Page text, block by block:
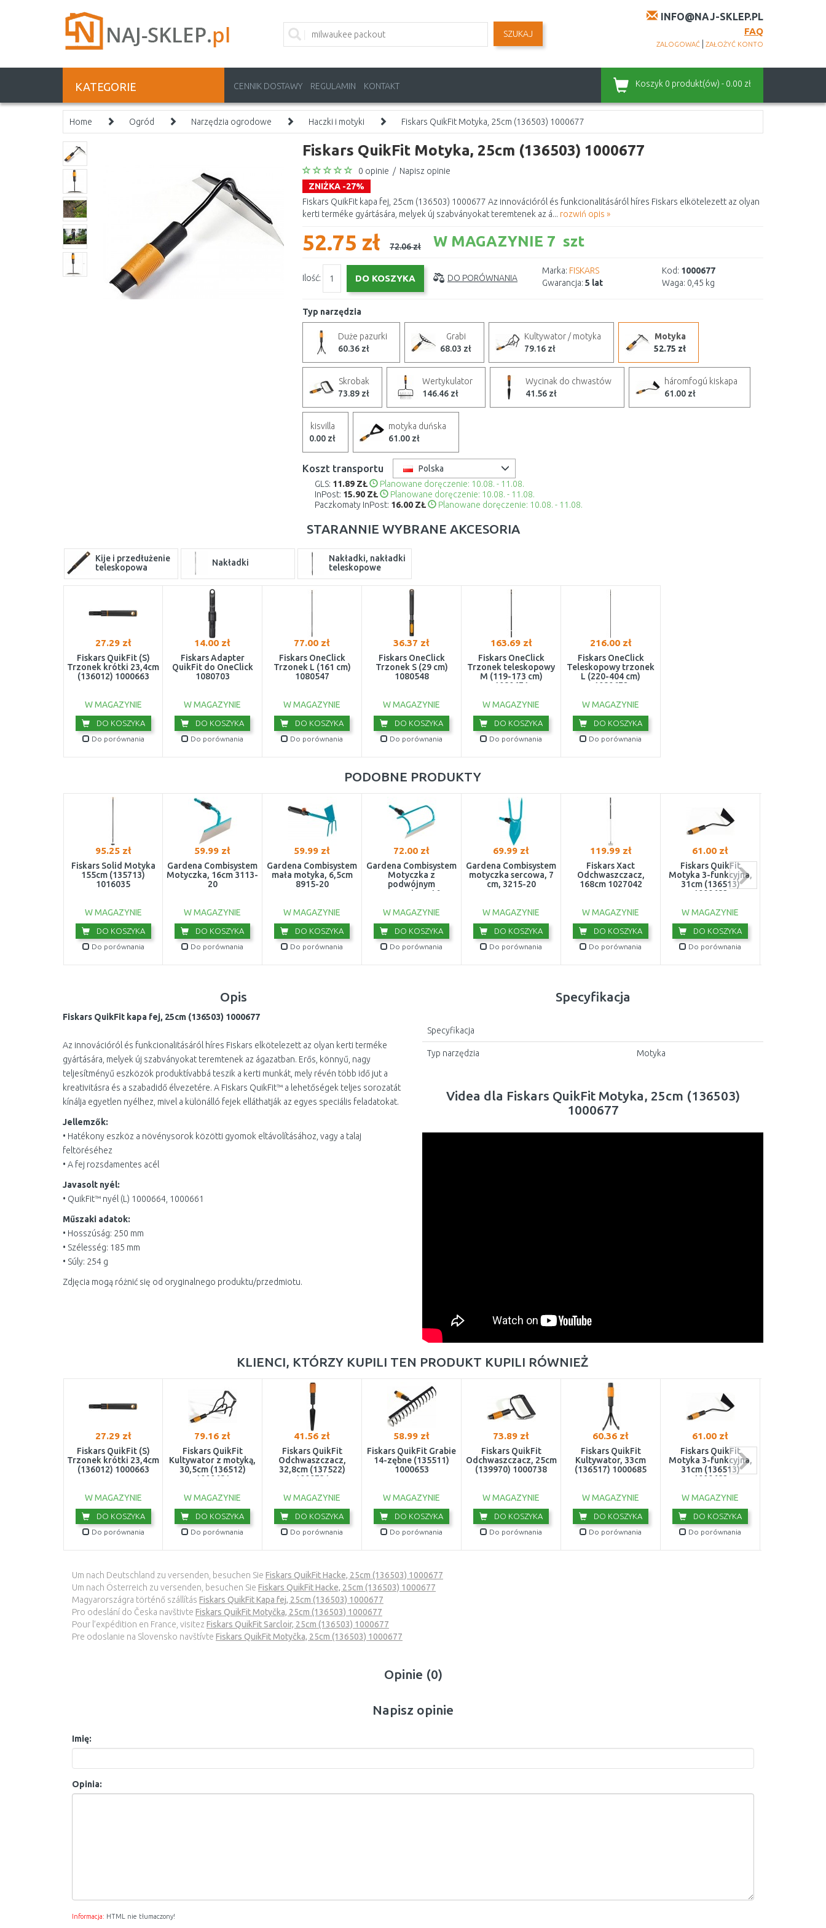
INFO@NAJ-SKLEP.PL
FAQ
ZALOGOWAĆ ZAŁOŻYĆ KONTO
SZUKAJ
KATEGORIE CENNIK DOSTAWY REGULAMIN KONTAKT Koszyk 0 produkt(ów) - 0.00 zł
Home Ogród Narzędzia ogrodowe Haczki i motyki Fiskars QuikFit Motyka, 25cm (136503) 1000677
Fiskars QuikFit Motyka, 25cm (136503) 1000677
0 opinie / Napisz opinie
ZNIŻKA -27%
Fiskars QuikFit kapa fej, 25cm (136503) 1000677 Az innovációról és funkcionalitásáról híres Fiskars elkötelezett az olyan
kerti terméke gyártására, melyek új szabványokat teremtenek az á... rozwiń opis »
52.75 zł 72.06 zł W MAGAZYNIE 7 szt
Ilość: DO PORÓWNANIA
Marka: FISKARS
Gwarancja: 5 lat
Kod: 1000677
Waga: 0,45 kg
Typ narzędzia
Duże pazurki
60.36 zł
Grabi
68.03 zł
Kultywator / motyka
79.16 zł
Motyka
52.75 zł
Skrobak
73.89 zł
Wertykulator
146.46 zł
Wycinak do chwastów
41.56 zł
háromfogú kiskapa
61.00 zł
kisvilla
0.00 zł
motyka duńska
61.00 zł
Koszt transportu
Polska
GLS: 11.89 ZŁ
Planowane doręczenie: 10.08. - 11.08.
InPost: 15.90 ZŁ
Planowane doręczenie: 10.08. - 11.08.
Paczkomaty InPost: 16.00 ZŁ Planowane doręczenie: 10.08. - 11.08.
STARANNIE WYBRANE AKCESORIA
Kije i przedłużenie
teleskopowa
Nakładki
Nakładki, nakładki
teleskopowe
27.29 zł
Fiskars QuikFit (S)
Trzonek krótki 23,4cm
(136012) 1000663
W MAGAZYNIE
DO KOSZYKA
Do porównania
14.00 zł
Fiskars Adapter
QuikFit do OneClick
1080703
W MAGAZYNIE
DO KOSZYKA
Do porównania
77.00 zł
Fiskars OneClick
Trzonek L (161 cm)
1080547
W MAGAZYNIE
DO KOSZYKA
Do porównania
36.37 zł
Fiskars OneClick
Trzonek S (29 cm)
1080548
W MAGAZYNIE
DO KOSZYKA
Do porównania
163.69 zł
Fiskars OneClick
Trzonek teleskopowy
M (119-173 cm)
1080671
W MAGAZYNIE
DO KOSZYKA
Do porównania
216.00 zł
Fiskars OneClick
Teleskopowy trzonek
L (220-404 cm)
1080672
W MAGAZYNIE
DO KOSZYKA
Do porównania
PODOBNE PRODUKTY
95.25 zł
Fiskars Solid Motyka
155cm (135713)
1016035
W MAGAZYNIE
DO KOSZYKA
Do porównania
59.99 zł
Gardena Combisystem
Motyczka, 16cm 3113-
20
W MAGAZYNIE
DO KOSZYKA
Do porównania
59.99 zł
Gardena Combisystem
mała motyka, 6,5cm
8915-20
W MAGAZYNIE
DO KOSZYKA
Do porównania
72.00 zł
Gardena Combisystem
Motyczka z
podwójnym
mocowaniem, 16cm
W MAGAZYNIE
DO KOSZYKA
Do porównania
69.99 zł
Gardena Combisystem
motyczka sercowa, 7
cm, 3215-20
W MAGAZYNIE
DO KOSZYKA
Do porównania
119.99 zł
Fiskars Xact
Odchwaszczacz,
168cm 1027042
W MAGAZYNIE
DO KOSZYKA
Do porównania
61.00 zł
Fiskars QuikFit
Motyka 3-funkcyjna,
31cm (136513)
1000682
W MAGAZYNIE
DO KOSZYKA
Do porównania
Opis
Fiskars QuikFit kapa fej, 25cm (136503) 1000677
Az innovációról és funkcionalitásáról híres Fiskars elkötelezett az olyan kerti terméke
gyártására, melyek új szabványokat teremtenek az ágazatban. Erős, könnyű, nagy
teljesítményű eszközök produktívabbá teszik a kerti munkát, mely révén több idő jut a
kreativitásra és a szabadidő élvezetére. A Fiskars QuikFit™ a lehetőségek teljes sorozatát
kínálja egyetlen nyélhez, mivel a különálló fejek elláthatják az egyes speciális feladatokat.
Jellemzők:
• Hatékony eszköz a növénysorok közötti gyomok eltávolításához, vagy a talaj
feltöréséhez
• A fej rozsdamentes acél
Javasolt nyél:
• QuikFit™ nyél (L) 1000664, 1000661
Műszaki adatok:
• Hosszúság: 250 mm
• Szélesség: 185 mm
• Súly: 254 g
Zdjęcia mogą różnić się od oryginalnego produktu/przedmiotu.
Specyfikacja
Specyfikacja
Typ narzędzia Motyka
Videa dla Fiskars QuikFit Motyka, 25cm (136503)
1000677
KLIENCI, KTÓRZY KUPILI TEN PRODUKT KUPILI RÓWNIEŻ
27.29 zł
Fiskars QuikFit (S)
Trzonek krótki 23,4cm
(136012) 1000663
W MAGAZYNIE
DO KOSZYKA
Do porównania
79.16 zł
Fiskars QuikFit
Kultywator z motyką,
30,5cm (136512)
1000681
W MAGAZYNIE
DO KOSZYKA
Do porównania
41.56 zł
Fiskars QuikFit
Odchwaszczacz,
32,8cm (137522)
1000731
W MAGAZYNIE
DO KOSZYKA
Do porównania
58.99 zł
Fiskars QuikFit Grabie
14-zębne (135511)
1000653
W MAGAZYNIE
DO KOSZYKA
Do porównania
73.89 zł
Fiskars QuikFit
Odchwaszczacz, 25cm
(139970) 1000738
W MAGAZYNIE
DO KOSZYKA
Do porównania
60.36 zł
Fiskars QuikFit
Kultywator, 33cm
(136517) 1000685
W MAGAZYNIE
DO KOSZYKA
Do porównania
61.00 zł
Fiskars QuikFit
Motyka 3-funkcyjna,
31cm (136513)
1000682
W MAGAZYNIE
DO KOSZYKA
Do porównania
Um nach Deutschland zu versenden, besuchen Sie Fiskars QuikFit Hacke, 25cm (136503) 1000677
Um nach Österreich zu versenden, besuchen Sie Fiskars QuikFit Hacke, 25cm (136503) 1000677
Magyarországra történő szállítás Fiskars QuikFit Kapa fej, 25cm (136503) 1000677
Pro odeslání do Česka navštivte Fiskars QuikFit Motyčka, 25cm (136503) 1000677
Pour l’expédition en France, visitez Fiskars QuikFit Sarcloir, 25cm (136503) 1000677
Pre odoslanie na Slovensko navštívte Fiskars QuikFit Motyčka, 25cm (136503) 1000677
Opinie (0)
Napisz opinie
Imię:
Opinia:
Informacja: HTML nie tłumaczony!